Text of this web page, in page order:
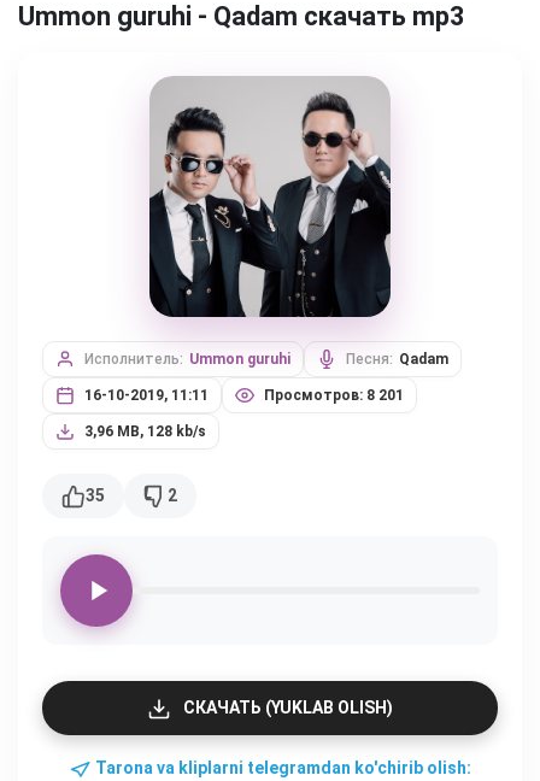
Ummon guruhi - Qadam скачать mp3
Исполнитель: Ummon guruhi Песня: Qadam
16-10-2019, 11:11 Просмотров: 8 201
3,96 MB, 128 kb/s
35 2
СКАЧАТЬ (YUKLAB OLISH)
Tarona va kliplarni telegramdan ko'chirib olish: